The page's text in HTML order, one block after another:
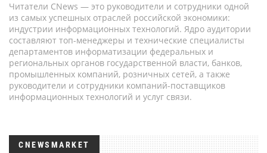
Читатели CNews — это руководители и сотрудники одной
из самых успешных отраслей российской экономики:
индустрии информационных технологий. Ядро аудитории
составляют топ-менеджеры и технические специалисты
департаментов информатизации федеральных и
региональных органов государственной власти, банков,
промышленных компаний, розничных сетей, а также
руководители и сотрудники компаний-поставщиков
информационных технологий и услуг связи.
CNEWSMARKET